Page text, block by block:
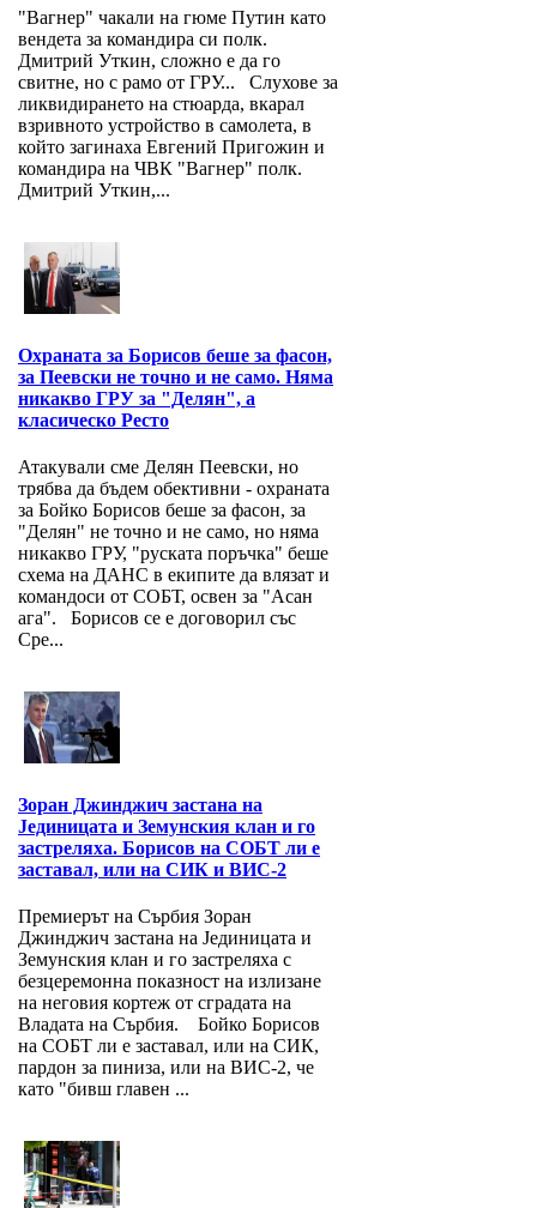
"Вагнер" чакали на гюме Путин като
вендета за командира си полк.
Дмитрий Уткин, сложно е да го
свитне, но с рамо от ГРУ... Слухове за
ликвидирането на стюарда, вкарал
взривното устройство в самолета, в
който загинаха Евгений Пригожин и
командира на ЧВК "Вагнер" полк.
Дмитрий Уткин,...
Охраната за Борисов беше за фасон,
за Пеевски не точно и не само. Няма
никакво ГРУ за "Делян", а
класическо Ресто
Атакували сме Делян Пеевски, но
трябва да бъдем обективни - охраната
за Бойко Борисов беше за фасон, за
"Делян" не точно и не само, но няма
никакво ГРУ, "руската поръчка" беше
схема на ДАНС в екипите да влязат и
командоси от СОБТ, освен за "Асан
ага". Борисов се е договорил със
Сре...
Зоран Джинджич застана на
Jединицата и Земунския клан и го
застреляха. Борисов на СОБТ ли е
заставал, или на СИК и ВИС-2
Премиерът на Сърбия Зоран
Джинджич застана на Jединицата и
Земунския клан и го застреляха с
безцеремонна показност на излизане
на неговия кортеж от сградата на
Владата на Сърбия. Бойко Борисов
на СОБТ ли е заставал, или на СИК,
пардон за пиниза, или на ВИС-2, че
като "бивш главен ...